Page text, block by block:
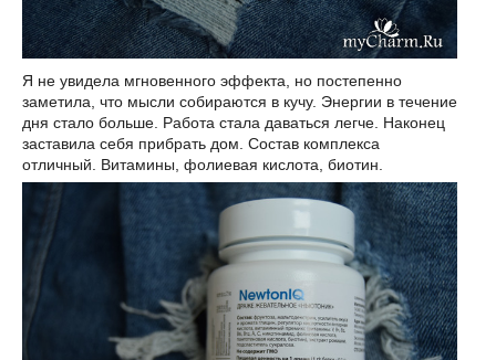
Я не увидела мгновенного эффекта, но постепенно
заметила, что мысли собираются в кучу. Энергии в течение
дня стало больше. Работа стала даваться легче. Наконец
заставила себя прибрать дом. Состав комплекса
отличный. Витамины, фолиевая кислота, биотин.